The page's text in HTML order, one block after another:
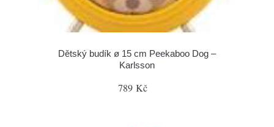
Dětský budík ø 15 cm Peekaboo Dog –
Karlsson
789 Kč